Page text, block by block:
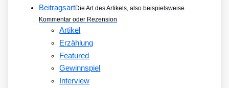
BeitragsartDie Art des Artikels, also beispielsweise
Kommentar oder Rezension
Artikel
Erzählung
Featured
Gewinnspiel
Interview